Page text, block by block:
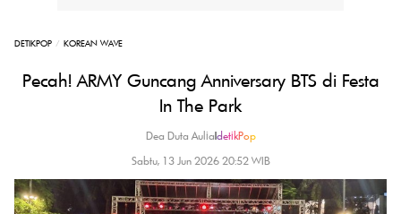
DETIKPOP KOREAN WAVE
Pecah! ARMY Guncang Anniversary BTS di Festa
In The Park
Dea Duta Aulia|detikPop
Sabtu, 13 Jun 2026 20:52 WIB